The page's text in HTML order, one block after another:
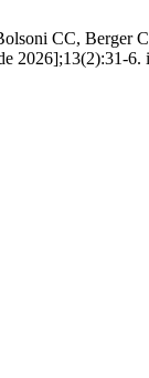
CC, Berger
2026];13(2):31-